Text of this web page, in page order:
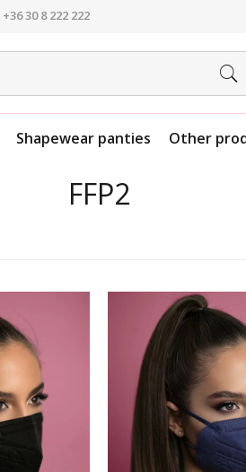
+36 30 8 222 222
Shapewear panties Other
FFP2